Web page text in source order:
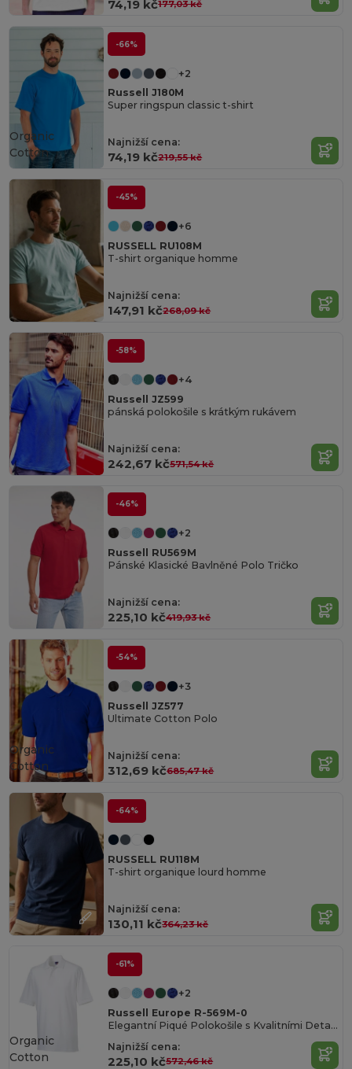
74,19 kč177,03 kč
-66%
+2
Russell J180M
Super ringspun classic t-shirt
Najnižší cena:
74,19 kč219,55 kč
Organic
Cotton
-45%
+6
RUSSELL RU108M
T-shirt organique homme
Najnižší cena:
147,91 kč268,09 kč
-58%
+4
Russell JZ599
pánská polokošile s krátkým rukávem
Najnižší cena:
242,67 kč571,54 kč
-46%
+2
Russell RU569M
Pánské Klasické Bavlněné Polo Tričko
Najnižší cena:
225,10 kč419,93 kč
-54%
+3
Russell JZ577
Ultimate Cotton Polo
Najnižší cena:
312,69 kč685,47 kč
Organic
Cotton
-64%
RUSSELL RU118M
T-shirt organique lourd homme
Najnižší cena:
130,11 kč364,23 kč
-61%
+2
Russell Europe R-569M-0
Elegantní Piqué Polokošile s Kvalitními Detaily
Najnižší cena:
225,10 kč572,46 kč
Organic
Cotton